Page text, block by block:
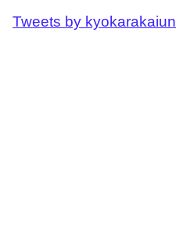
Tweets by kyokarakaiun